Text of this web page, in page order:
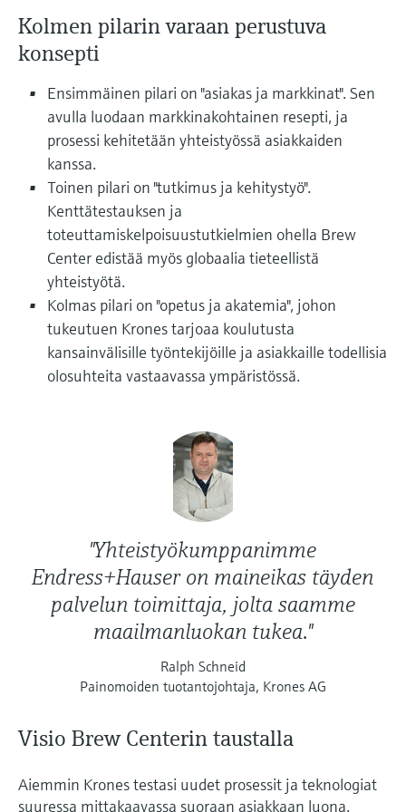
Device Viewer
Löydä tuotekohtaiset tiedot ja
dokumentaatio.
Varaosahaku
Löydä varaosat tuotteen juuren, tilauskoodin
tai sarjanumeron perusteella.
Mikroaaltomittaus
Näytä kaikki
päätöksentekoa tukevan prosessin
läpinäkyvyyden ansiosta
Kolmen pilarin varaan perustuva
konsepti
Ensimmäinen pilari on "asiakas ja markkinat". Sen
avulla luodaan markkinakohtainen resepti, ja
prosessi kehitetään yhteistyössä asiakkaiden
kanssa.
Toinen pilari on "tutkimus ja kehitystyö".
Kenttätestauksen ja
toteuttamiskelpoisuustutkielmien ohella Brew
Center edistää myös globaalia tieteellistä
yhteistyötä.
Kolmas pilari on "opetus ja akatemia", johon
tukeutuen Krones tarjoaa koulutusta
kansainvälisille työntekijöille ja asiakkaille todellisia
olosuhteita vastaavassa ympäristössä.
"Yhteistyökumppanimme
Endress+Hauser on maineikas täyden
palvelun toimittaja, jolta saamme
maailmanluokan tukea."
Ralph Schneid
Painomoiden tuotantojohtaja, Krones AG
Visio Brew Centerin taustalla
Aiemmin Krones testasi uudet prosessit ja teknologiat
suuressa mittakaavassa suoraan asiakkaan luona.